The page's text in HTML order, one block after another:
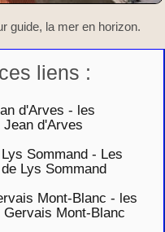
guide, la mer en horizon.
liens :
d'Arves - les
d'Arves
Sommand - Les
Lys Sommand
Mont-Blanc - les
Mont-Blanc